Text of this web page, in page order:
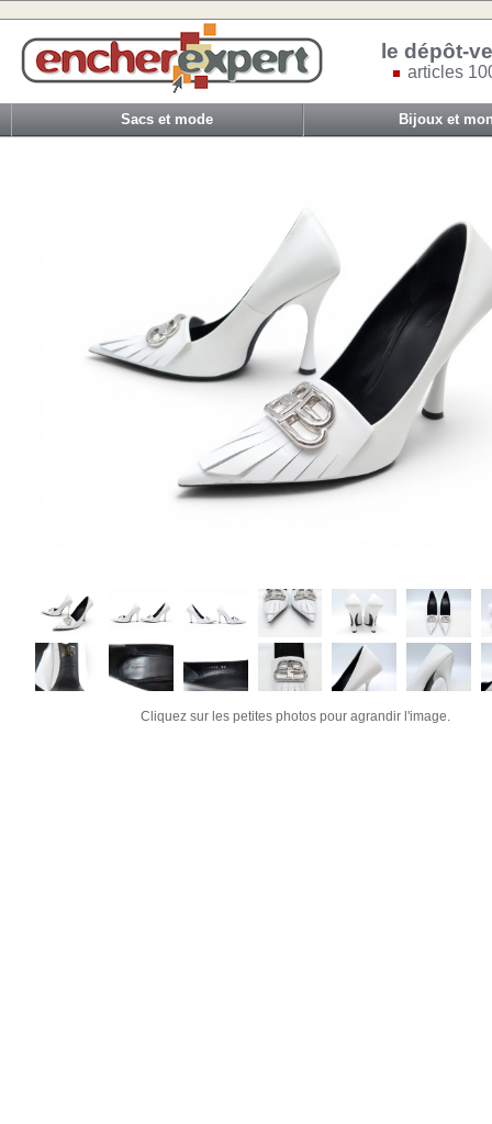
le dépôt-
articles
Sacs et mode Bijoux et
Cliquez sur les petites photos pour agrandir l'image.